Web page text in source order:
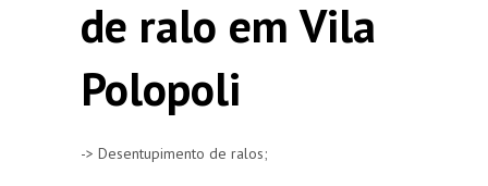
de ralo em Vila
Polopoli
-> Desentupimento de ralos;